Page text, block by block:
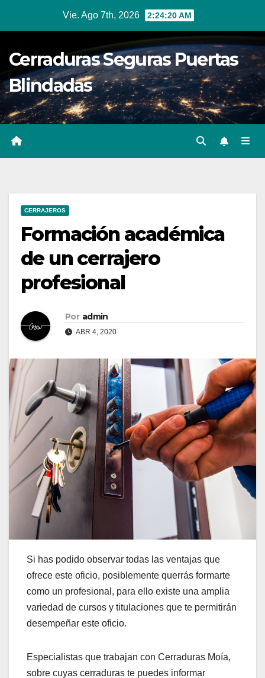
contenido
Vie. Ago 7th, 2026 2:24:21 AM
Cerraduras Seguras Puertas
Blindadas
CERRAJEROS
Formación académica
de un cerrajero
profesional
Por admin
ABR 4, 2020
Si has podido observar todas las ventajas que
ofrece este oficio, posiblemente querrás formarte
como un profesional, para ello existe una amplia
variedad de cursos y titulaciones que te permitirán
desempeñar este oficio.
Especialistas que trabajan con Cerraduras Moía,
sobre cuyas cerraduras te puedes informar